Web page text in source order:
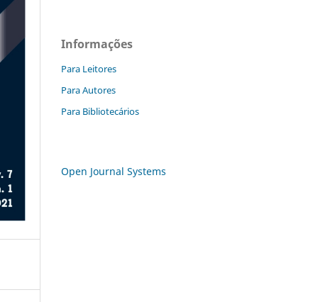
Informações
Para Leitores
Para Autores
Para Bibliotecários
Open Journal Systems